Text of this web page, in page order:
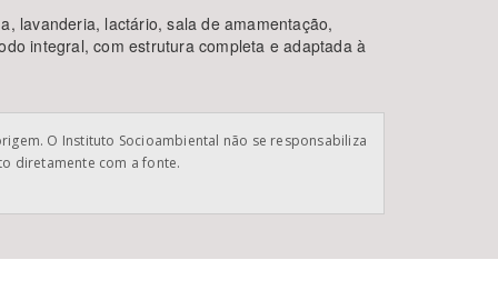
lavanderia, lactário, sala de amamentação,
integral, com estrutura completa e adaptada à
O Instituto Socioambiental não se responsabiliza
diretamente com a fonte.